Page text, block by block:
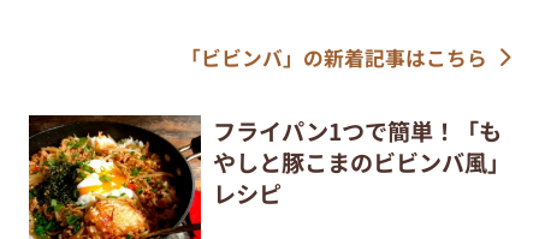
「ビビンバ」の新着記事はこちら
フライパン1つで簡単！「も
やしと豚こまのビビンバ風」
レシピ